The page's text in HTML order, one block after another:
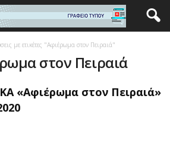
με ετικέτες "Αφιέρωμα στον Πειραιά"
στον Πειραιά
«Αφιέρωμα στον Πειραιά»